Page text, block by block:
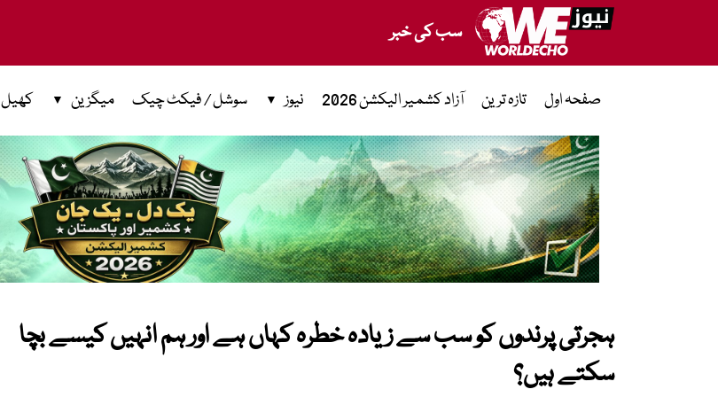
سب کی خبر
صفحہ اول تازہ ترین آزاد کشمیر الیکشن 2026 نیوز سوشل / فیکٹ چیک میگزین کھیل
ہجرتی پرندوں کو سب سے زیادہ خطرہ کہاں ہے اور ہم انہیں کیسے بچا
سکتے ہیں؟